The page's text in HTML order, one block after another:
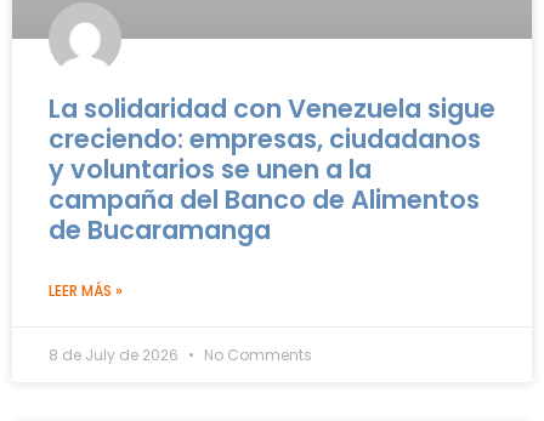
La solidaridad con Venezuela sigue
creciendo: empresas, ciudadanos
y voluntarios se unen a la
campaña del Banco de Alimentos
de Bucaramanga
LEER MÁS »
8 de July de 2026 No Comments